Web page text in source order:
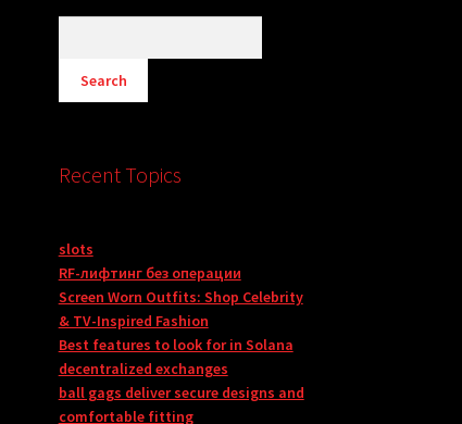
Recent Topics
slots
RF-лифтинг без операции
Screen Worn Outfits: Shop Celebrity
& TV-Inspired Fashion
Best features to look for in Solana
decentralized exchanges
ball gags deliver secure designs and
comfortable fitting